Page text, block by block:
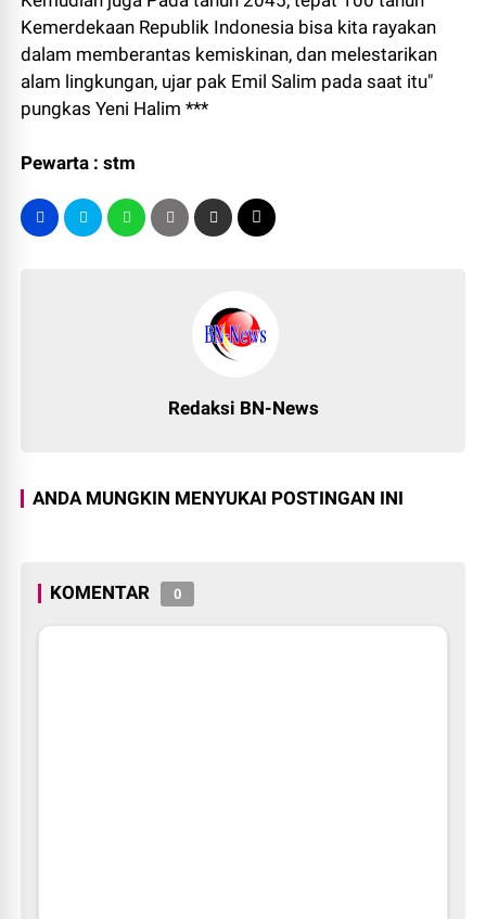
Kemerdekaan Republik Indonesia bisa kita rayakan
dalam memberantas kemiskinan, dan melestarikan
alam lingkungan, ujar pak Emil Salim pada saat itu"
pungkas Yeni Halim ***
Pewarta : stm
Redaksi BN-News
ANDA MUNGKIN MENYUKAI POSTINGAN INI
KOMENTAR 0